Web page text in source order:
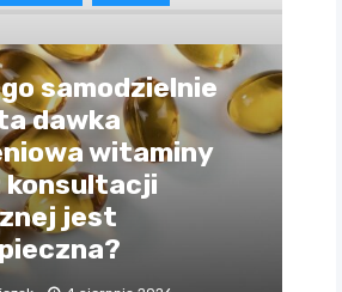
samodzielnie
dawka
witaminy
konsultacji
jest